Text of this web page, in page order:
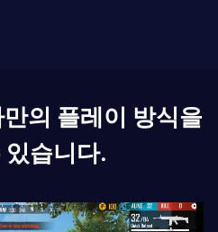
의 플레이 방식을
있습니다.